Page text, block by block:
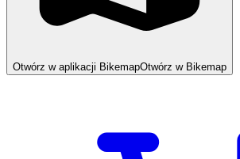
Otwórz w aplikacji BikemapOtwórz w Bikemap